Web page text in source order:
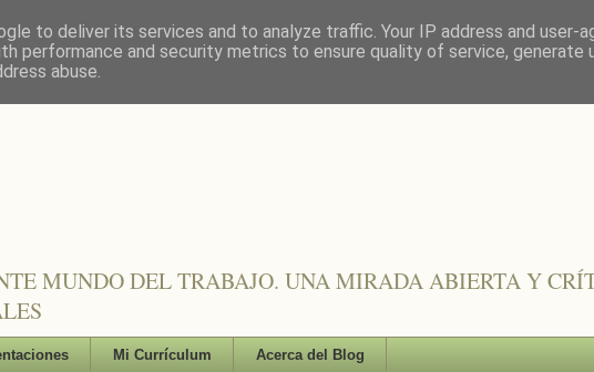
MUNDO DEL TRABAJO. UNA MIRADA ABIERTA Y
Mi Currículum Acerca del Blog
to deliver its services and to analyze traffic. Your IP address and user-
performance and security metrics to ensure quality of service, generate
abuse.